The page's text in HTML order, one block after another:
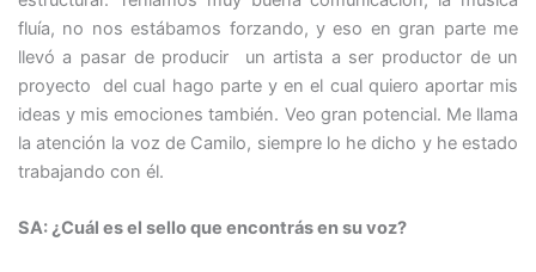
fluía, no nos estábamos forzando, y eso en gran parte me
llevó a pasar de producir un artista a ser productor de un
proyecto del cual hago parte y en el cual quiero aportar mis
ideas y mis emociones también. Veo gran potencial. Me llama
la atención la voz de Camilo, siempre lo he dicho y he estado
trabajando con él.
SA: ¿Cuál es el sello que encontrás en su voz?